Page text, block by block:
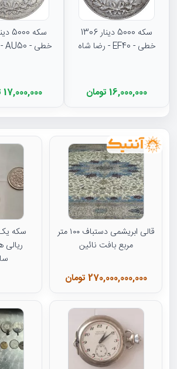
سکه 5000 دینار 1306
خطی - EF40 - رضا شاه
16,000,000 تومان
خطی - AU50 - رضا شاه
17,000,000 تومان
قالی ابریشمی دستباف ۱۰۰ متر
مربع بافت نائین
270,000,000,000 تومان